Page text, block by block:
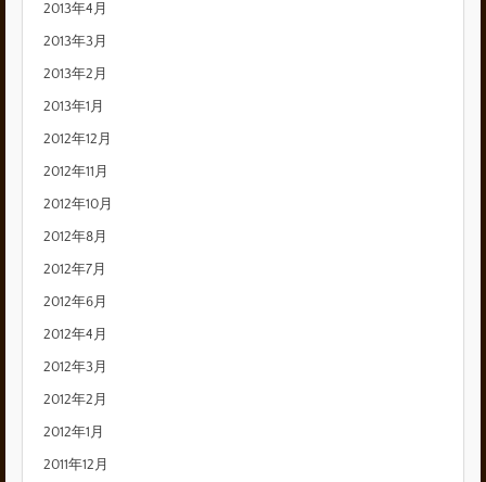
2013年4月
2013年3月
2013年2月
2013年1月
2012年12月
2012年11月
2012年10月
2012年8月
2012年7月
2012年6月
2012年4月
2012年3月
2012年2月
2012年1月
2011年12月